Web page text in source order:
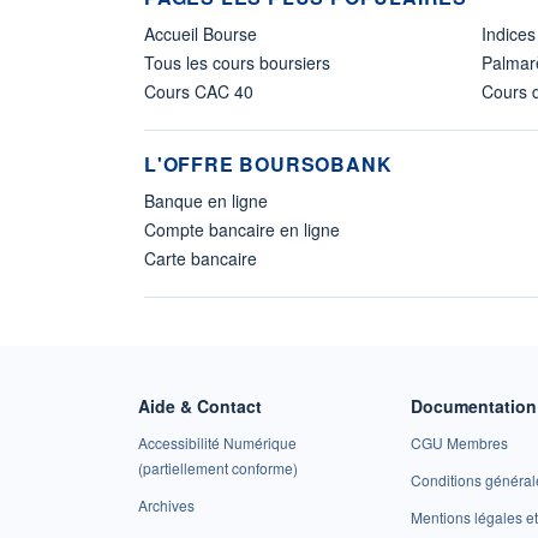
Accueil Bourse
Tous les cours boursiers
Cours CAC 40
Cours
L'OFFRE BOURSOBANK
Banque en ligne
Compte bancaire en ligne
Carte bancaire
Aide & Contact
Accessibilité Numérique
(partiellement conforme)
Archives
CGU Membres
Conditions
Mentions légales